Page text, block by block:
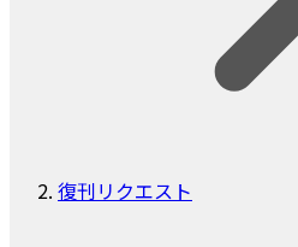
復刊リクエスト